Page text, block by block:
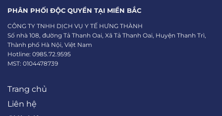
PHÂN PHỐI ĐỘC QUYỀN TẠI MIỀN BẮC
CÔNG TY TNHH DỊCH VỤ Y TẾ HƯNG THÀNH
Số nhà 108, đường Tả Thanh Oai, Xã Tả Thanh Oai, Huyện Thanh Trì,
Thành phố Hà Nội, Việt Nam
Hotline: 0985.72.9595
MST: 0104478739
Trang chủ
Liên hệ